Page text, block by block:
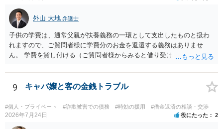
外山 大地 弁護士
子供の学費は、通常父親が扶養義務の一環として支出したものと扱わ
れますので、ご質問者様に学費分のお金を返還する義務はありませ
ん。 学費を貸し付ける（ご質問者様からみると借り受ける）といった
ょう。
9 キャバ嬢と客の金銭トラブル
#個人・プライベート #詐欺被害での債務 #時効の援用 #借金返済の相談・交渉
2026年7月24日 役にたった 2